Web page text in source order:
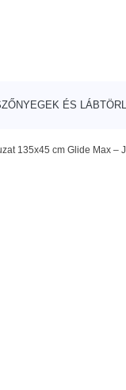
ÉS
135x45 cm Glide Max –